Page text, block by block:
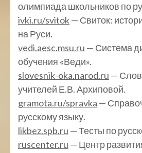
олимпиада школьников по
ivki.ru/svitok— Свиток:
на Руси.
vedi.aesc.msu.ru — Система
обучения «Веди».
slovesnik-oka.narod.ru —
учителей Е.В. Архиповой.
gramota.ru/spravka —
русскому языку.
likbez.spb.ru — Тесты по
ruscenter.ru — Центр